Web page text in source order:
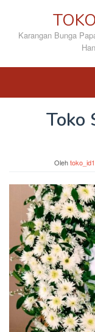
kontenKarangan Bunga
Toko
Oleh